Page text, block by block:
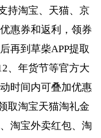
持淘宝、天猫、京
惠券和返利，领券
再到草柴APP提取
、年货节等官方大
时间内可叠加优惠
取淘宝天猫淘礼金
淘宝外卖红包、淘